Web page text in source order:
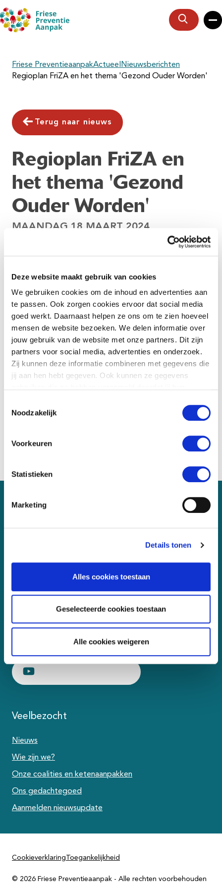
Deze website maakt gebruik van cookies
We gebruiken cookies om de inhoud en advertenties aan
te passen. Ook zorgen cookies ervoor dat social media
goed werkt. Daarnaast helpen ze ons om te zien hoeveel
mensen de website bezoeken. We delen informatie over
jouw gebruik van de website met onze partners. Dit zijn
partners voor social media, advertenties en onderzoek.
Zij kunnen deze informatie combineren met gegevens die
jij aan hen hebt gegeven. Ook kunnen ze gegevens
Noodzakelijk
Voorkeuren
Statistieken
Marketing
Details tonen
Alles cookies toestaan
Geselecteerde cookies toestaan
Alle cookies weigeren
Zoeken
Friese PreventieaanpakActueel Nieuwsberichten
Regioplan FriZA en het thema 'Gezond Ouder Worden'
Terug naar nieuws
Regioplan FriZA en
het thema 'Gezond
Ouder Worden'
MAANDAG 18 MAART 2024
FrIZA is het thema 'Gezond Ouder
Worden'. De coalitie Fitaal Wiis levert een
bijdrage om samen met (zorg)organisaties
deze opgave met bijbehorende werkagenda
uit te werken.
Binnen de coalitie ligt daarbij voornamelijk de focus op
het verlengen van de derde levensfase, de fase die
voor het rapport 'Vitaliteit in
de derde levensfase: Een opgave voor publieke
Meer weten, meedoen of suggesties?
Volg ons op
LinkedIn profiel van Friese Preventieaanpak
YouTube-kanaal van Friese Preventieaanpak
Veelbezocht
Nieuws
Wie zijn we?
Onze coalities en ketenaanpakken
Ons gedachtegoed
Aanmelden nieuwsupdate
CookieverklaringToegankelijkheid
© 2026 Friese Preventieaanpak - Alle rechten voorbehouden